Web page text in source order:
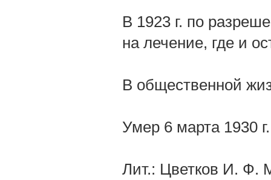
В 1923 г. по
на лечение, где и
В общественной
Умер 6 марта 1930
Лит.: Цветков И. Ф.